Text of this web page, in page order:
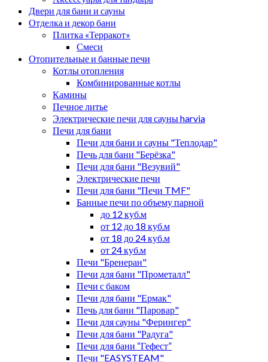
Двери для бани и сауны
Отделка и декор бани
Плитка «Терракот»
Смеси
Отопительные и банные печи
Котлы отопления
Комбинированные котлы
Камины
Печное литье
Электрические печи для сауны harvia
Печи для бани
Печи для бани и сауны "Теплодар"
Печь для бани "Берёзка"
Печи для бани "Везувий"
Электрические печи
Печи для бани "Печи TMF"
Банные печи по объему парной
до 12 куб.м
от 12 до 18 куб.м
от 18 до 24 куб.м
от 24 куб.м
Печи "Бренеран"
Печи для бани "Прометалл"
Печи с баком
Печи для бани "Ермак"
Печь для бани "Паровар"
Печи для сауны "Ферингер"
Печи для бани "Радуга"
Печи для бани “Гефест”
Печи "EASYSTEAM"